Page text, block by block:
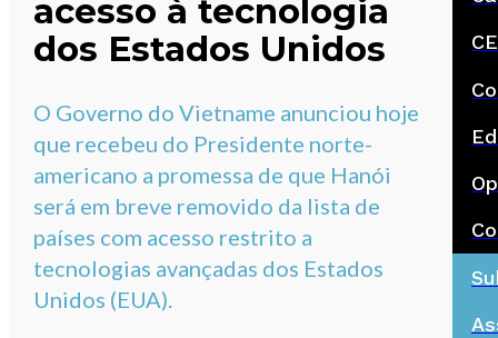
acesso à tecnologia
dos Estados Unidos
O Governo do Vietname anunciou hoje
que recebeu do Presidente norte-
americano a promessa de que Hanói
será em breve removido da lista de
países com acesso restrito a
tecnologias avançadas dos Estados
Unidos (EUA).